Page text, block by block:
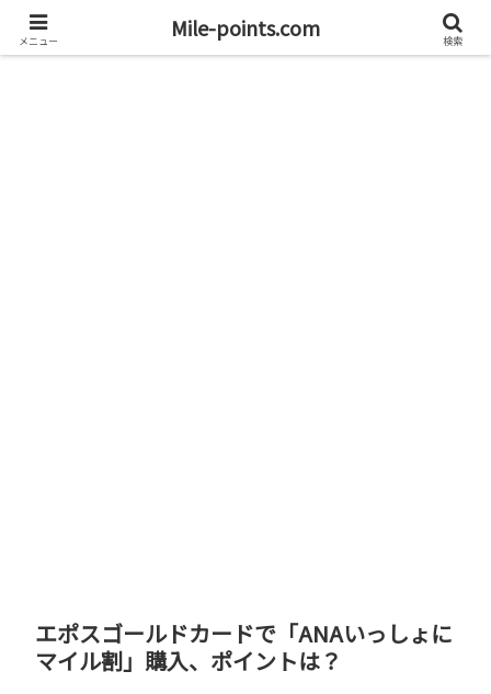
資産1億円を目指すブログと旅
エポスゴールドカードで「ANAいっしょに
マイル割」購入、ポイントは？
メニュー Mile-points.com 検索